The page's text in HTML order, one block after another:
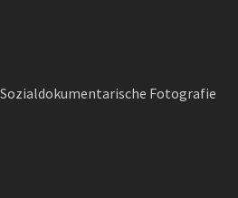
Fotografie